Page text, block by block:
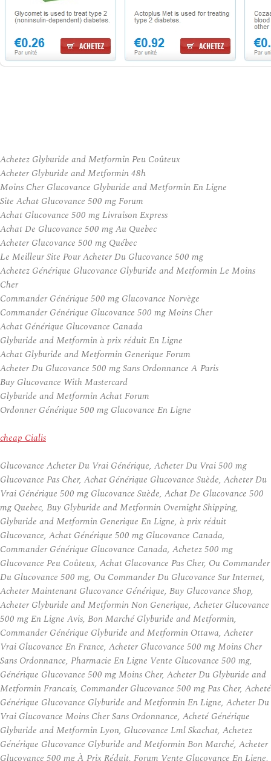
Achetez Glyburide and Metformin Peu Coûteux
Acheter Glyburide and Metformin 48h
Moins Cher Glucovance Glyburide and Metformin En Ligne
Site Achat Glucovance 500 mg Forum
Achat Glucovance 500 mg Livraison Express
Achat De Glucovance 500 mg Au Quebec
Acheter Glucovance 500 mg Québec
Le Meilleur Site Pour Acheter Du Glucovance 500 mg
Achetez Générique Glucovance Glyburide and Metformin Le Moins
Cher
Commander Générique 500 mg Glucovance Norvège
Commander Générique Glucovance 500 mg Moins Cher
Achat Générique Glucovance Canada
Glyburide and Metformin à prix réduit En Ligne
Achat Glyburide and Metformin Generique Forum
Acheter Du Glucovance 500 mg Sans Ordonnance A Paris
Buy Glucovance With Mastercard
Glyburide and Metformin Achat Forum
Ordonner Générique 500 mg Glucovance En Ligne
cheap Cialis
Glucovance Acheter Du Vrai Générique, Acheter Du Vrai 500 mg
Glucovance Pas Cher, Achat Générique Glucovance Suède, Acheter Du
Vrai Générique 500 mg Glucovance Suède, Achat De Glucovance 500
mg Quebec, Buy Glyburide and Metformin Overnight Shipping,
Glyburide and Metformin Generique En Ligne, à prix réduit
Glucovance, Achat Générique 500 mg Glucovance Canada,
Commander Générique Glucovance Canada, Achetez 500 mg
Glucovance Peu Coûteux, Achat Glucovance Pas Cher, Ou Commander
Du Glucovance 500 mg, Ou Commander Du Glucovance Sur Internet,
Acheter Maintenant Glucovance Générique, Buy Glucovance Shop,
Acheter Glyburide and Metformin Non Generique, Acheter Glucovance
500 mg En Ligne Avis, Bon Marché Glyburide and Metformin,
Commander Générique Glyburide and Metformin Ottawa, Acheter
Vrai Glucovance En France, Acheter Glucovance 500 mg Moins Cher
Sans Ordonnance, Pharmacie En Ligne Vente Glucovance 500 mg,
Générique Glucovance 500 mg Moins Cher, Acheter Du Glyburide and
Metformin Francais, Commander Glucovance 500 mg Pas Cher, Acheté
Générique Glucovance Glyburide and Metformin En Ligne, Acheter Du
Vrai Glucovance Moins Cher Sans Ordonnance, Acheté Générique
Glyburide and Metformin Lyon, Glucovance Lml Skachat, Achetez
Générique Glucovance Glyburide and Metformin Bon Marché, Acheter